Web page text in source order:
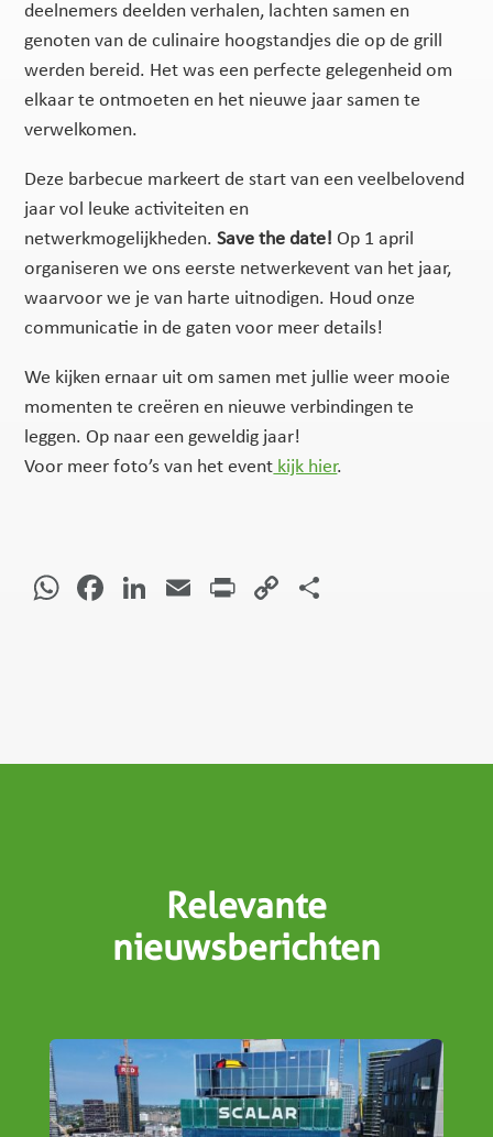
deelnemers deelden verhalen, lachten samen en
genoten van de culinaire hoogstandjes die op de grill
werden bereid. Het was een perfecte gelegenheid om
elkaar te ontmoeten en het nieuwe jaar samen te
verwelkomen.
Deze barbecue markeert de start van een veelbelovend
jaar vol leuke activiteiten en
netwerkmogelijkheden.Save the date! Op 1 april
organiseren we ons eerste netwerkevent van het jaar,
waarvoor we je van harte uitnodigen. Houd onze
communicatie in de gaten voor meer details!
We kijken ernaar uit om samen met jullie weer mooie
momenten te creëren en nieuwe verbindingen te
leggen. Op naar een geweldig jaar!
Voor meer foto’s van het event kijk hier.
WhatsApp
Facebook
LinkedIn
EmailPrintCopy
Relevante
nieuwsberichten